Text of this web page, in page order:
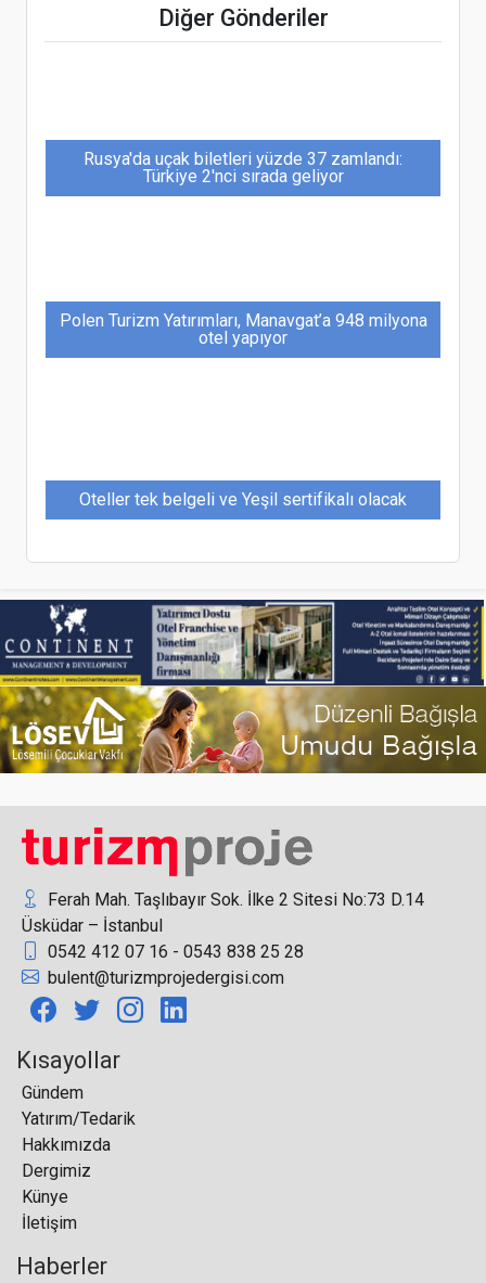
Diğer Gönderiler
dolara yükseldi
Rusya'da uçak biletleri yüzde 37 zamlandı:
Türkiye 2'nci sırada geliyor
Polen Turizm Yatırımları, Manavgat’a 948 milyona
otel yapıyor
Oteller tek belgeli ve Yeşil sertifikalı olacak
Hilton, Embassy Suites markasını Torunlar GYO
ile Türkiye’ye getiriyor
Paskalya Tatil Döneminde Türkiye’ye İlgi
CABA İnşaat Enerji Turizm’in, İstanbul, Fatih’e
planladığı otel için ÇED süreci başladı
Uzay turizmi raporuna göre konaklama 9.5 milyon
Ferah Mah. Taşlıbayır Sok. İlke 2 Sitesi No:73 D.14
Üsküdar – İstanbul
0542 412 07 16 - 0543 838 25 28
bulent@turizmprojedergisi.com
Kısayollar
Gündem
Yatırım/Tedarik
Hakkımızda
Dergimiz
Künye
İletişim
Haberler